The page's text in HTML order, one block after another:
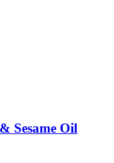
Sesame Oil